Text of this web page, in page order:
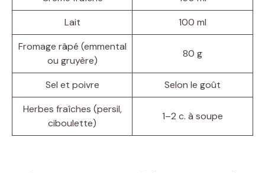
Lait
100 ml
Fromage râpé (emmental
ou gruyère)
80 g
Sel et poivre
Selon le goût
Herbes fraîches (persil,
ciboulette)
1–2 c. à soupe